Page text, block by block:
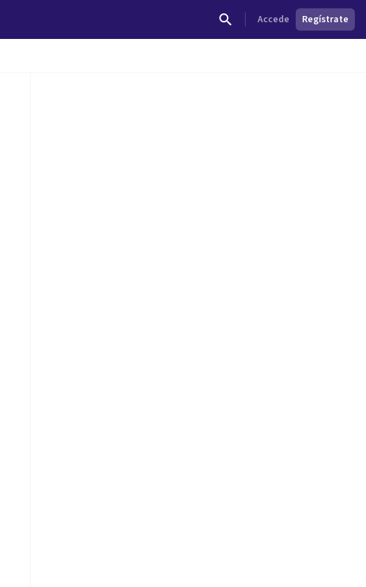
Accede Regístrate